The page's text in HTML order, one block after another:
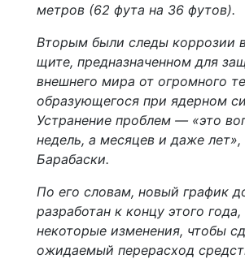
метров (62 фута на 36 футов).
Вторым были следы коррозии
щите, предназначенном для
внешнего мира от огромного
образующегося при ядерном
Устранение проблем — «это
недель, а месяцев и даже
Барабаски.
По его словам, новый график
разработан к концу этого
некоторые изменения, чтобы
ожидаемый перерасход